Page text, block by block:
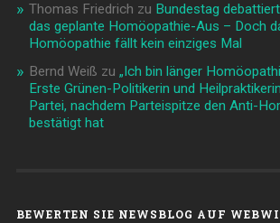
Thomas Friedrich zu Bundestag
das geplante Homöopathie-Aus – Doch
Homöopathie fällt kein einziges Mal
Bernd Weiß zu „Ich bin länger
Erste Grünen-Politikerin und
Partei, nachdem Parteispitze den Anti-
bestätigt hat
BEWERTEN SIE NEWSBLOG AUF